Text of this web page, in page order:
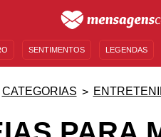
SENTIMENTOS LEGENDAS
CATEGORIAS